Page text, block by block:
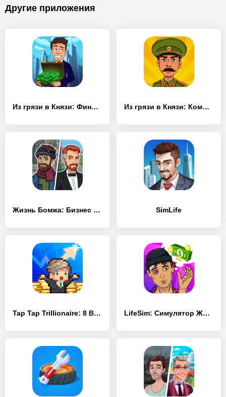
Другие приложения
Из грязи в Князи: Финансист Из грязи в Князи: Коммунист
Жизнь Бомжа: Бизнес Симулятор SimLife
Tap Tap Trillionaire: 8 Bits LifeSim: Симулятор Жизни, Бизнес Игры и Казино